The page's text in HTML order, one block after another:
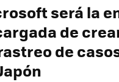
será la
de
de